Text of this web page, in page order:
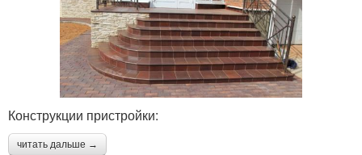
Конструкции пристройки:
читать дальше →